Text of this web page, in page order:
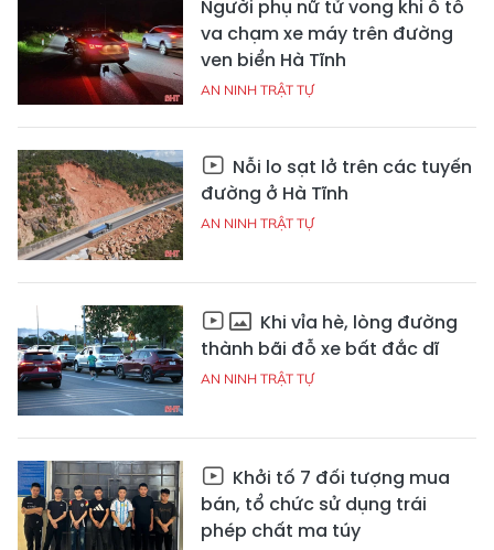
Người phụ nữ tử vong khi ô tô
va chạm xe máy trên đường
ven biển Hà Tĩnh
AN NINH TRẬT TỰ
Nỗi lo sạt lở trên các tuyến
đường ở Hà Tĩnh
AN NINH TRẬT TỰ
Khi vỉa hè, lòng đường
thành bãi đỗ xe bất đắc dĩ
AN NINH TRẬT TỰ
Khởi tố 7 đối tượng mua
bán, tổ chức sử dụng trái
phép chất ma túy